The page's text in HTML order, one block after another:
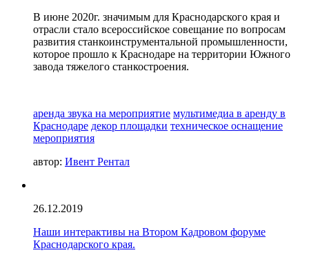
В июне 2020г. значимым для Краснодарского края и
отрасли стало всероссийское совещание по вопросам
развития станкоинструментальной промышленности,
которое прошло к Краснодаре на территории Южного
завода тяжелого станкостроения.
аренда звука на мероприятие мультимедиа в аренду в
Краснодаре декор площадки техническое оснащение
мероприятия
автор: Ивент Рентал
26.12.2019
Наши интерактивы на Втором Кадровом форуме
Краснодарского края.